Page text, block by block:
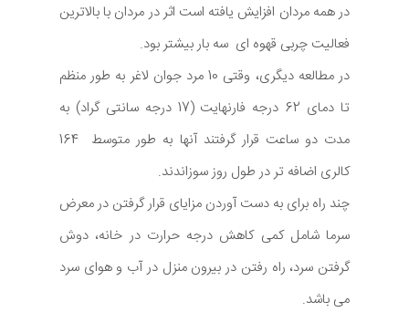
در همه مردان افزایش یافته است اثر در مردان با بالاترین
فعالیت چربی قهوه ای سه بار بیشتر بود.
در مطالعه دیگری، وقتی 10 مرد جوان لاغر به طور منظم
تا دمای 62 درجه فارنهایت (17 درجه سانتی گراد) به
مدت دو ساعت قرار گرفتند آنها به طور متوسط 164
کالری اضافه تر در طول روز سوزاندند.
چند راه برای به دست آوردن مزایای قرار گرفتن در معرض
سرما شامل کمی کاهش درجه حرارت در خانه، دوش
گرفتن سرد، راه رفتن در بیرون منزل در آب و هوای سرد
می باشد.